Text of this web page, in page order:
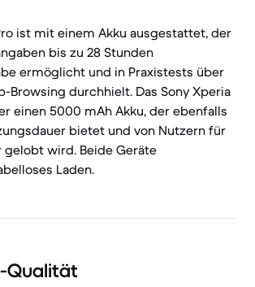
ist mit einem Akku ausgestattet, der
bis zu 28 Stunden
ermöglicht und in Praxistests über
Browsing durchhielt. Das Sony Xperia
einen 5000 mAh Akku, der ebenfalls
bietet und von Nutzern für
gelobt wird. Beide Geräte
Laden.
Qualität